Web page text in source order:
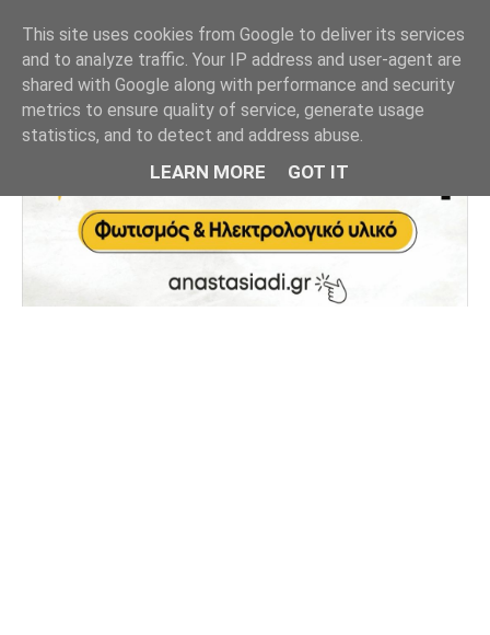
This site uses cookies from Google to deliver its services
and to analyze traffic. Your IP address and user-agent are
shared with Google along with performance and security
metrics to ensure quality of service, generate usage
statistics, and to detect and address abuse.
LEARN MORE GOT IT